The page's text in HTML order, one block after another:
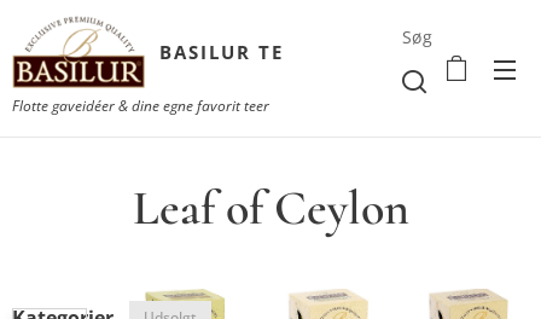
BASILUR TE
Flotte gaveidéer & dine egne favorit teer
Søg
Leaf of Ceylon